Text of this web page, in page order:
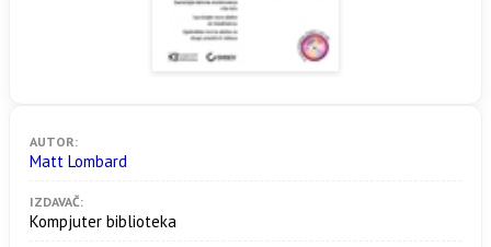
AUTOR:
Matt Lombard
IZDAVAČ:
Kompjuter biblioteka